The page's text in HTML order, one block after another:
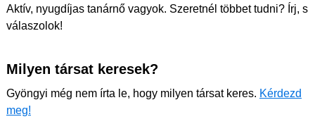
Aktív, nyugdíjas tanárnő vagyok. Szeretnél többet tudni? Írj, s
válaszolok!
Milyen társat keresek?
Gyöngyi még nem írta le, hogy milyen társat keres. Kérdezd
meg!